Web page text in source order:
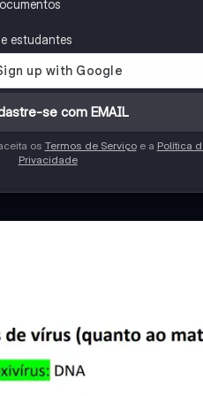
estudantes
se com EMAIL
os Termos de Serviçoe a Política
Privacidade